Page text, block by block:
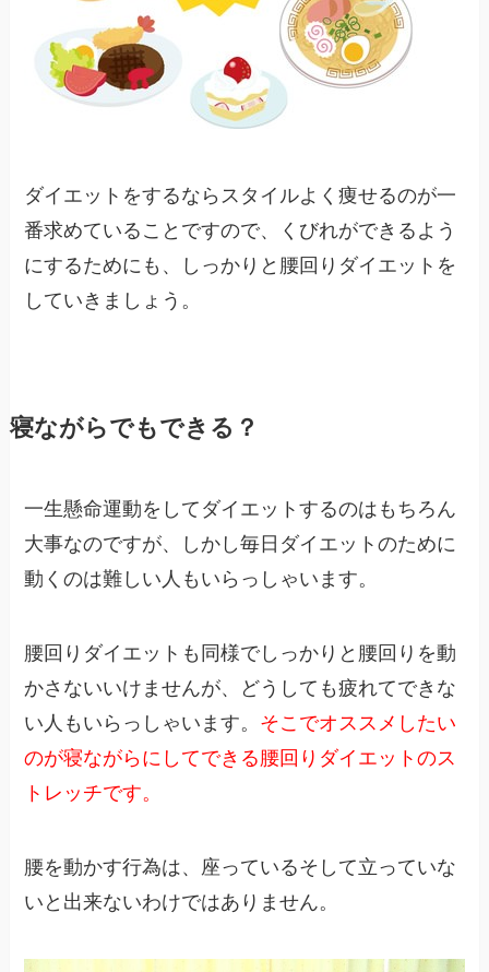
ダイエットをするならスタイルよく痩せるのが一
番求めていることですので、くびれができるよう
にするためにも、しっかりと腰回りダイエットを
していきましょう。
寝ながらでもできる？
一生懸命運動をしてダイエットするのはもちろん
大事なのですが、しかし毎日ダイエットのために
動くのは難しい人もいらっしゃいます。
腰回りダイエットも同様でしっかりと腰回りを動
かさないいけませんが、どうしても疲れてできな
い人もいらっしゃいます。 そこでオススメしたい
のが寝ながらにしてできる腰回りダイエットのス
トレッチです。
腰を動かす行為は、座っているそして立っていな
いと出来ないわけではありません。